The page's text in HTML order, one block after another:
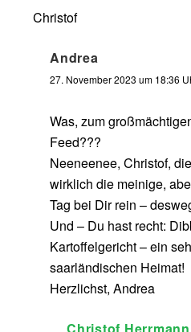
Christof
Andrea
27. November 2023 um 18:36
Was, zum
Feed???
Neeneenee, Christof,
wirklich die meinige,
Tag bei Dir rein –
Und – Du hast recht:
Kartoffelgericht – ein
saarländischen Heimat!
Herzlichst, Andrea
Christof Herrmann